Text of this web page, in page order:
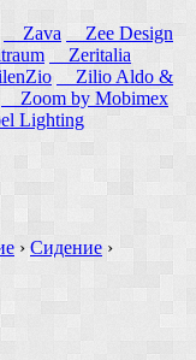
Zava
Zee Design
Zeritalia
Zilio Aldo &
Zoom by Mobimex
Lighting
› Сидение ›